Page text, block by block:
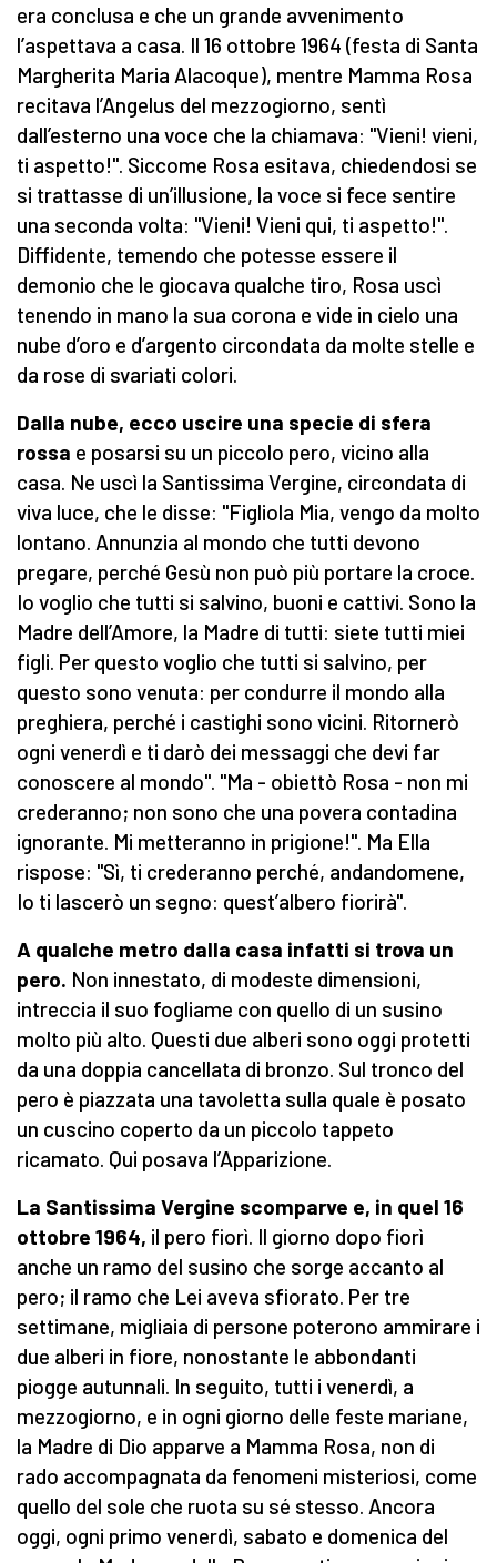
era conclusa e che un grande avvenimento
l’aspettava a casa. Il 16 ottobre 1964 (festa di Santa
Margherita Maria Alacoque), mentre Mamma Rosa
recitava l’Angelus del mezzogiorno, sentì
dall’esterno una voce che la chiamava: "Vieni! vieni,
ti aspetto!". Siccome Rosa esitava, chiedendosi se
si trattasse di un’illusione, la voce si fece sentire
una seconda volta: "Vieni! Vieni qui, ti aspetto!".
Diffidente, temendo che potesse essere il
demonio che le giocava qualche tiro, Rosa uscì
tenendo in mano la sua corona e vide in cielo una
nube d’oro e d’argento circondata da molte stelle e
da rose di svariati colori.
Dalla nube, ecco uscire una specie di sfera
rossa e posarsi su un piccolo pero, vicino alla
casa. Ne uscì la Santissima Vergine, circondata di
viva luce, che le disse: "Figliola Mia, vengo da molto
lontano. Annunzia al mondo che tutti devono
pregare, perché Gesù non può più portare la croce.
Io voglio che tutti si salvino, buoni e cattivi. Sono la
Madre dell’Amore, la Madre di tutti: siete tutti miei
figli. Per questo voglio che tutti si salvino, per
questo sono venuta: per condurre il mondo alla
preghiera, perché i castighi sono vicini. Ritornerò
ogni venerdì e ti darò dei messaggi che devi far
conoscere al mondo". "Ma - obiettò Rosa - non mi
crederanno; non sono che una povera contadina
ignorante. Mi metteranno in prigione!". Ma Ella
rispose: "Sì, ti crederanno perché, andandomene,
Io ti lascerò un segno: quest’albero fiorirà".
A qualche metro dalla casa infatti si trova un
pero. Non innestato, di modeste dimensioni,
intreccia il suo fogliame con quello di un susino
molto più alto. Questi due alberi sono oggi protetti
da una doppia cancellata di bronzo. Sul tronco del
pero è piazzata una tavoletta sulla quale è posato
un cuscino coperto da un piccolo tappeto
ricamato. Qui posava l’Apparizione.
La Santissima Vergine scomparve e, in quel 16
ottobre 1964, il pero fiorì. Il giorno dopo fiorì
anche un ramo del susino che sorge accanto al
pero; il ramo che Lei aveva sfiorato. Per tre
settimane, migliaia di persone poterono ammirare i
due alberi in fiore, nonostante le abbondanti
piogge autunnali. In seguito, tutti i venerdì, a
mezzogiorno, e in ogni giorno delle feste mariane,
la Madre di Dio apparve a Mamma Rosa, non di
rado accompagnata da fenomeni misteriosi, come
quello del sole che ruota su sé stesso. Ancora
oggi, ogni primo venerdì, sabato e domenica del